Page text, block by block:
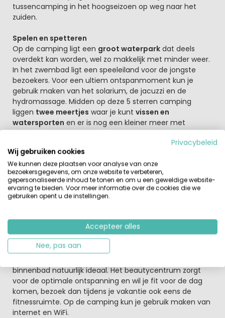
tussencamping in het hoogseizoen op weg naar het
zuiden.
Spelen en spetteren
Op de camping ligt een groot waterparkdat deels
overdekt kan worden, wel zo makkelijk met minder weer.
In het zwembad ligt een speeleiland voor de jongste
bezoekers. Voor een ultiem ontspanmoment kun je
gebruik maken van het solarium, de jacuzzi en de
hydromassage. Midden op deze 5 sterren camping
liggen twee meertjes waar je kunt vissen en
watersporten en er is nog een kleiner meer met
zandstrandwaar je heerlijk kuntzwemmen. De
voorzieningen zijn uitstekend. Voor kinderen zijn er
trampolines, een speeltuin en waterfietsen. Er is een
primarestaurantwaar je al vroeg in de avond terecht
kunt met de kleintjes.
La Croix du Vieux Pont is een zeer kindvriendelijke
camping.
Water, relaxen en sporten
Vanaf het zonnige terras kijk je uit over het prachtige
zwembadcomplex, met onder meer een perfect
verwarmd binnenbad, diverse buitenbaden en
binnenbad natuurlijk ideaal. Het beautycentrum zorgt
voor de optimale ontspanning en wil je fit voor de dag
komen, bezoek dan tijdens je vakantie ook eens de
fitnessruimte. Op de camping kun je gebruik maken van
internet en WiFi.
Privacybeleid
Wij gebruiken cookies
We kunnen deze plaatsen voor analyse van onze
bezoekersgegevens, om onze website te verbeteren,
gepersonaliseerde inhoud te tonen en om u een geweldige website-
ervaring te bieden. Voor meer informatie over de cookies die we
gebruiken opent u de instellingen.
Accepteer alles
Nee, pas aan